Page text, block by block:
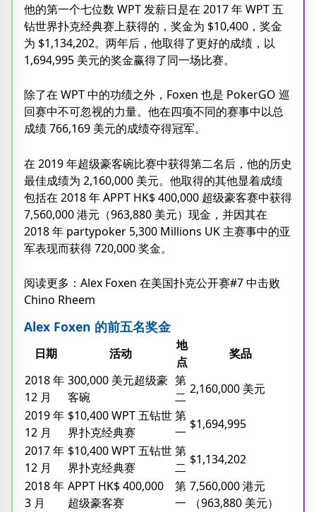
他的第一个七位数 WPT 发薪日是在 2017 年 WPT 五
钻世界扑克经典赛上获得的，奖金为 $10,400，奖金
为 $1,134,202。两年后，他取得了更好的成绩，以
1,694,995 美元的奖金赢得了同一场比赛。
除了在 WPT 中的功绩之外，Foxen 也是 PokerGO 巡
回赛中不可忽视的力量。他在四项不同的赛事中以总
成绩 766,169 美元的成绩夺得冠军。
在 2019 年超级豪客碗比赛中获得第二名后，他的历史
最佳成绩为 2,160,000 美元。他取得的其他显着成绩
包括在 2018 年 APPT HK$ 400,000 超级豪客赛中获得
7,560,000 港元（963,880 美元）现金，并因其在
2018 年 partypoker 5,300 Millions UK 主赛事中的亚
军表现而获得 720,000 奖金。
阅读更多：Alex Foxen 在美国扑克公开赛#7 中击败
Chino Rheem
Alex Foxen 的前五名奖金
日期 活动
地
点
奖品
2018 年
12 月
300,000 美元超级豪
客碗
第
二
2,160,000 美元
2019 年
12 月
$10,400 WPT 五钻世
界扑克经典赛
第
一
$1,694,995
2017 年
12 月
$10,400 WPT 五钻世
界扑克经典赛
第
二
$1,134,202
2018 年
3 月
APPT HK$ 400,000
超级豪客赛
第
一
7,560,000 港元
（963,880 美元）